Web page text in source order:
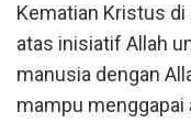
Kematian Kristus
atas inisiatif Allah
manusia dengan
mampu menggapai